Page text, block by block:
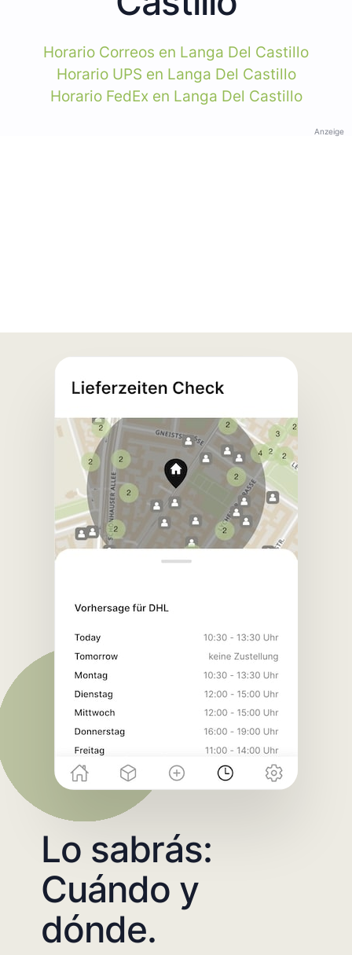
Horario Correos en Langa Del Castillo
Horario UPS en Langa Del Castillo
Horario FedEx en Langa Del Castillo
Anzeige
Lo sabrás:
Cuándo y
dónde.